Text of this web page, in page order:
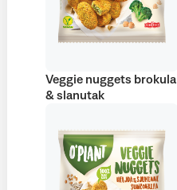
Veggie nuggets brokula
& slanutak